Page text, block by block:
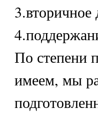
3.вторичное
По степени
имеем, мы